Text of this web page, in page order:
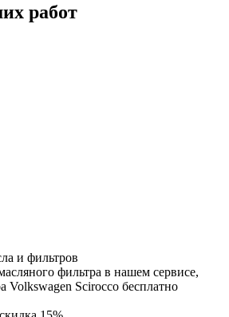
работ
и фильтров
фильтра в нашем сервисе,
Volkswagen Scirocco бесплатно